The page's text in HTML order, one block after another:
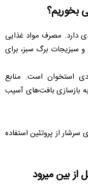
دارد. مصرف مواد غذایی
و سبزیجات برگ سبز، برای
استخوان است. منابع
بازسازی بافت‌های آسیب
از پروتئین استفاده
بین میرود